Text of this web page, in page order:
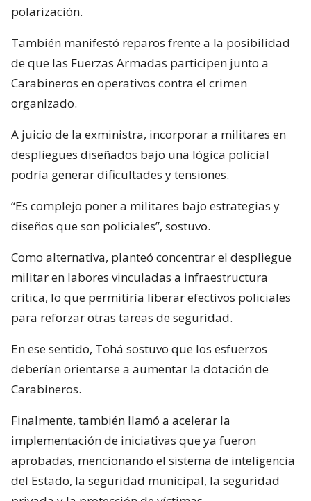
polarización.
También manifestó reparos frente a la posibilidad
de que las Fuerzas Armadas participen junto a
Carabineros en operativos contra el crimen
organizado.
A juicio de la exministra, incorporar a militares en
despliegues diseñados bajo una lógica policial
podría generar dificultades y tensiones.
“Es complejo poner a militares bajo estrategias y
diseños que son policiales”, sostuvo.
Como alternativa, planteó concentrar el despliegue
militar en labores vinculadas a infraestructura
crítica, lo que permitiría liberar efectivos policiales
para reforzar otras tareas de seguridad.
En ese sentido, Tohá sostuvo que los esfuerzos
deberían orientarse a aumentar la dotación de
Carabineros.
Finalmente, también llamó a acelerar la
implementación de iniciativas que ya fueron
aprobadas, mencionando el sistema de inteligencia
del Estado, la seguridad municipal, la seguridad